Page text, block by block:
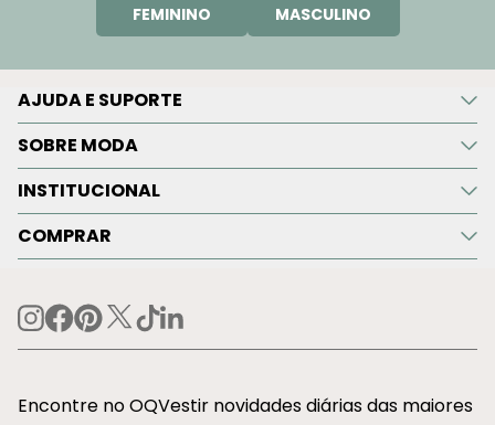
FEMININO MASCULINO
AJUDA E SUPORTE
SOBRE MODA
INSTITUCIONAL
COMPRAR
Encontre no OQVestir novidades diárias das maiores